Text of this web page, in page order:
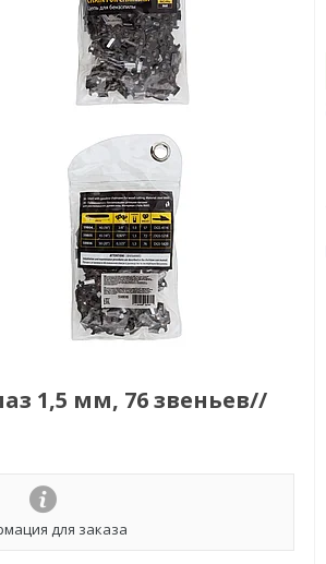
1,5 мм, 76 звеньев//
для заказа